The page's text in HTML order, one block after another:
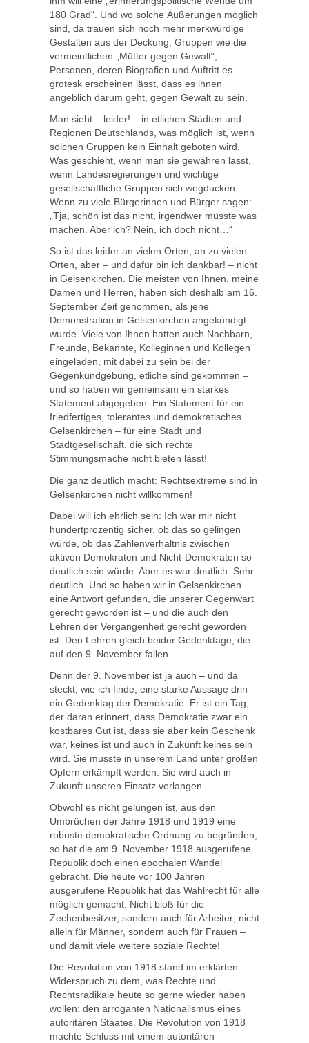
180 Grad“. Und wo solche Äußerungen möglich
sind, da trauen sich noch mehr merkwürdige
Gestalten aus der Deckung, Gruppen wie die
vermeintlichen „Mütter gegen Gewalt“,
Personen, deren Biografien und Auftritt es
grotesk erscheinen lässt, dass es ihnen
angeblich darum geht, gegen Gewalt zu sein.
Man sieht – leider! – in etlichen Städten und
Regionen Deutschlands, was möglich ist, wenn
solchen Gruppen kein Einhalt geboten wird.
Was geschieht, wenn man sie gewähren lässt,
wenn Landesregierungen und wichtige
gesellschaftliche Gruppen sich wegducken.
Wenn zu viele Bürgerinnen und Bürger sagen:
„Tja, schön ist das nicht, irgendwer müsste was
machen. Aber ich? Nein, ich doch nicht…“
So ist das leider an vielen Orten, an zu vielen
Orten, aber – und dafür bin ich dankbar! – nicht
in Gelsenkirchen. Die meisten von Ihnen, meine
Damen und Herren, haben sich deshalb am 16.
September Zeit genommen, als jene
Demonstration in Gelsenkirchen angekündigt
wurde. Viele von Ihnen hatten auch Nachbarn,
Freunde, Bekannte, Kolleginnen und Kollegen
eingeladen, mit dabei zu sein bei der
Gegenkundgebung, etliche sind gekommen –
und so haben wir gemeinsam ein starkes
Statement abgegeben. Ein Statement für ein
friedfertiges, tolerantes und demokratisches
Gelsenkirchen – für eine Stadt und
Stadtgesellschaft, die sich rechte
Stimmungsmache nicht bieten lässt!
Die ganz deutlich macht: Rechtsextreme sind in
Gelsenkirchen nicht willkommen!
Dabei will ich ehrlich sein: Ich war mir nicht
hundertprozentig sicher, ob das so gelingen
würde, ob das Zahlenverhältnis zwischen
aktiven Demokraten und Nicht-Demokraten so
deutlich sein würde. Aber es war deutlich. Sehr
deutlich. Und so haben wir in Gelsenkirchen
eine Antwort gefunden, die unserer Gegenwart
gerecht geworden ist – und die auch den
Lehren der Vergangenheit gerecht geworden
ist. Den Lehren gleich beider Gedenktage, die
auf den 9. November fallen.
Denn der 9. November ist ja auch – und da
steckt, wie ich finde, eine starke Aussage drin –
ein Gedenktag der Demokratie. Er ist ein Tag,
der daran erinnert, dass Demokratie zwar ein
kostbares Gut ist, dass sie aber kein Geschenk
war, keines ist und auch in Zukunft keines sein
wird. Sie musste in unserem Land unter großen
Opfern erkämpft werden. Sie wird auch in
Zukunft unseren Einsatz verlangen.
Obwohl es nicht gelungen ist, aus den
Umbrüchen der Jahre 1918 und 1919 eine
robuste demokratische Ordnung zu begründen,
so hat die am 9. November 1918 ausgerufene
Republik doch einen epochalen Wandel
gebracht. Die heute vor 100 Jahren
ausgerufene Republik hat das Wahlrecht für alle
möglich gemacht. Nicht bloß für die
Zechenbesitzer, sondern auch für Arbeiter; nicht
allein für Männer, sondern auch für Frauen –
und damit viele weitere soziale Rechte!
Die Revolution von 1918 stand im erklärten
Widerspruch zu dem, was Rechte und
Rechtsradikale heute so gerne wieder haben
wollen: den arroganten Nationalismus eines
autoritären Staates. Die Revolution von 1918
machte Schluss mit einem autoritären